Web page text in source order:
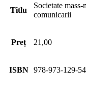
Titlu
Societate
comunicarii
Preț 21,00
ISBN 978-973-129-